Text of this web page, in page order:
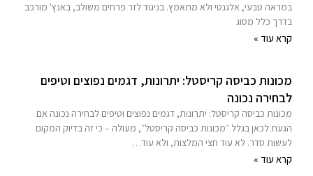
במראה טבעי, אלגנטי ולא מתאמץ. בניגוד לזר פרחים משולב, באנץ' מורכב
בדרך כלל מסוג
קרא עוד »
מכונות כביסה קריסטל: יתרונות, דגמים נפוצים וטיפים
לבחירה נכונה
מכונות כביסה קריסטל: יתרונות, דגמים נפוצים וטיפים לבחירה נכונה אם
הגעת לכאן בגלל ״מכונות כביסה קריסטל״, מעולה – כי זה בדיוק המקום
לעשות סדר. לא עוד חצי המלצות, ולא עוד…
קרא עוד »